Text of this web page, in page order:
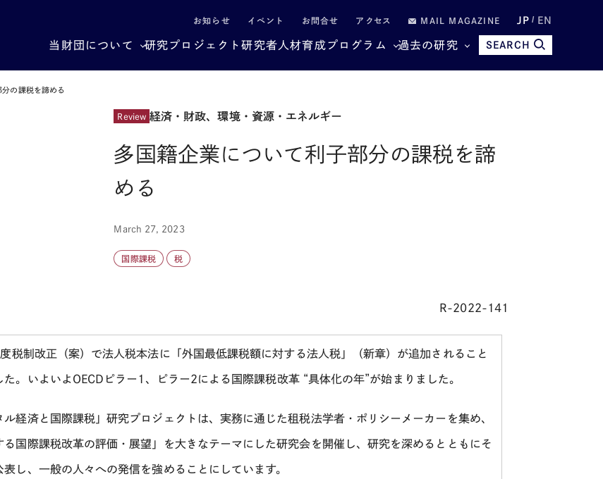
お知らせ イベント お問合せ アクセス MAIL MAGAZINE JP EN
当財団について 研究プロジェクト研究者 人材育成プログラム 過去の研究 SEARCH
の課税を諦める
Review 経済・財政、環境・資源・エネルギー
多国籍企業について利子部分の課税を諦
める
March 27, 2023
国際課税 税
R-2022-141
税制改正（案）で法人税本法に「外国最低課税額に対する法人税」（新章）が追加されること
た。いよいよ OECD ピラー 1 、ピラー2による国際課税改革 “具体化の年”が始まりました。
経済と国際課税」研究プロジェクトは、実務に通じた租税法学者・ポリシーメーカーを集め、
る国際課税改革の評価・展望」を大きなテーマにした研究会を開催し、研究を深めるとともにそ
表し、一般の人々への発信を強めることにしています。